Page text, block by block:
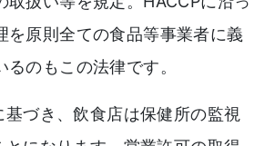
を原則全ての食品等事業者に義
るのもこの法律です。
基づき、飲食店は保健所の監視